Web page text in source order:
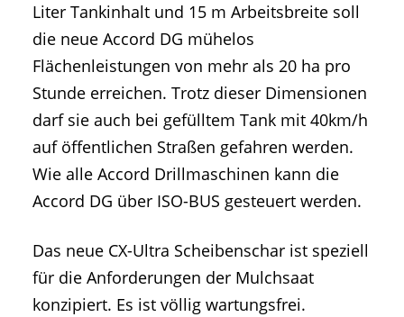
Liter Tankinhalt und 15 m Arbeitsbreite soll
die neue Accord DG mühelos
Flächenleistungen von mehr als 20 ha pro
Stunde erreichen. Trotz dieser Dimensionen
darf sie auch bei gefülltem Tank mit 40km/h
auf öffentlichen Straßen gefahren werden.
Wie alle Accord Drillmaschinen kann die
Accord DG über ISO-BUS gesteuert werden.
Das neue CX-Ultra Scheibenschar ist speziell
für die Anforderungen der Mulchsaat
konzipiert. Es ist völlig wartungsfrei.